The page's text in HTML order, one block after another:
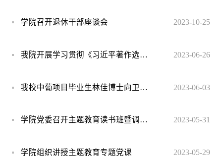
学院召开退休干部座谈会 2023-10-25
我院开展学习贯彻《习近平著作选读》 专题宣讲 2023-06-26
我校中葡项目毕业生林佳博士向卫生管理学院捐赠卫生物资 2023-06-03
学院党委召开主题教育读书班暨调研成果交流会 2023-05-31
学院组织讲授主题教育专题党课 2023-05-29